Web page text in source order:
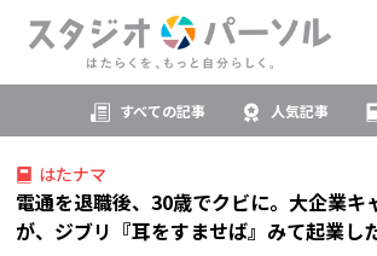
すべての記事 人気記事
はたナマ
電通を退職後、30歳でクビに。大企業キ
が、ジブリ『耳をすませば』みて起業し